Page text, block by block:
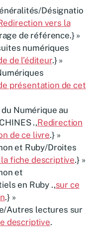
Désignatio
vers la
de référence.} »
numériques
de l’éditeur.} »
présentation de cet
Numérique au
.,Redirection
de ce livre.} »
et Ruby/Droites
fiche descriptive.} »
et
en Ruby .,sur ce
.} »
Autres lectures sur
descriptive.